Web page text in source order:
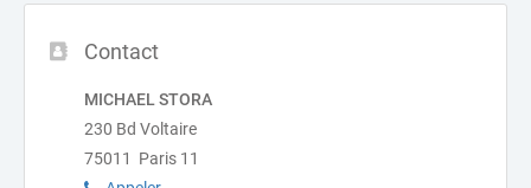
Contact
MICHAEL STORA
230 Bd Voltaire
75011 Paris 11